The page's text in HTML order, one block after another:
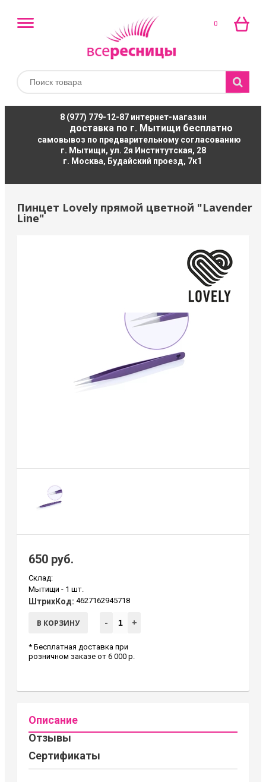
0
8 (977) 779-12-87интернет-магазин
доставка по г. Мытищи бесплатно
самовывоз по предварительному согласованию
г. Мытищи, ул. 2я Институтская, 28
г. Москва, Будайский проезд, 7к1
Пинцет Lovely прямой цветной "Lavender
Line"
650 руб.
Склад:
Мытищи - 1 шт.
ШтрихКод: 4627162945718
В КОРЗИНУ - +
* Бесплатная доставка при
розничном заказе от 6 000 р.
Описание
Отзывы
Сертификаты